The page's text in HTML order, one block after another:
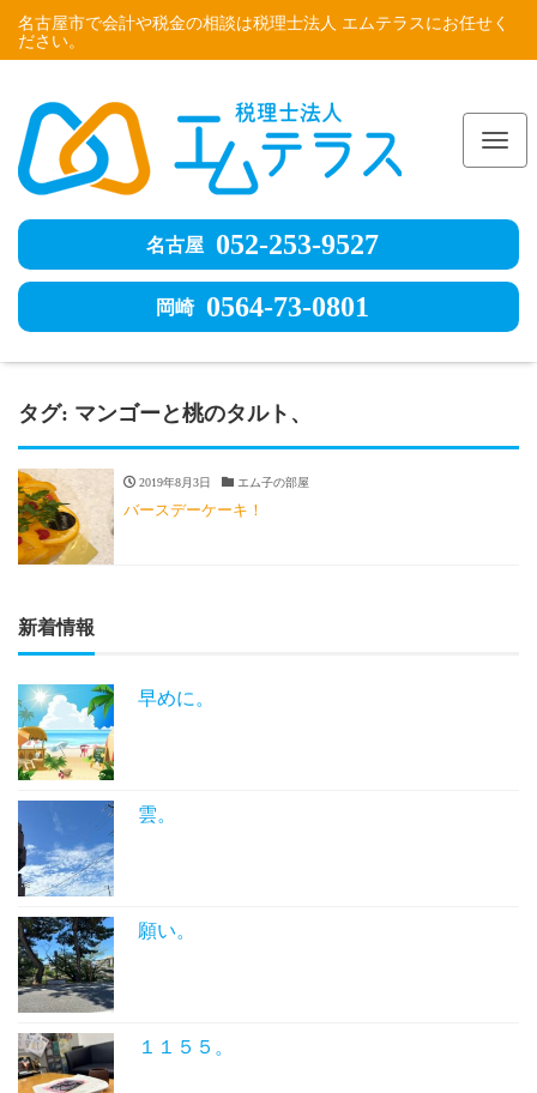
名古屋市で会計や税金の相談は税理士法人 エムテラスにお任せく
ださい。
名古屋 052-253-9527
岡崎 0564-73-0801
タグ: マンゴーと桃のタルト、
2019年8月3日 エム子の部屋
バースデーケーキ！
新着情報
早めに。
雲。
願い。
１１５５。